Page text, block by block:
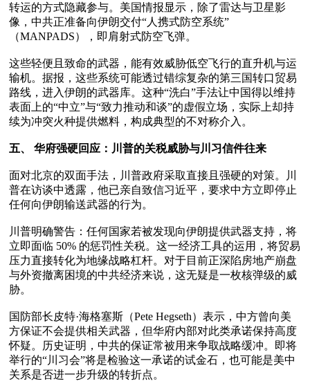
转运的方式隐藏参与。美国情报显示，除了雷达与卫星影
像，中共正准备向伊朗交付“人携式防空系统”
（MANPADS），即肩射式防空飞弹。
这些轻便且致命的武器，能有效威胁低空飞行的直升机与运
输机。据报，这些系统可能透过错综复杂的第三国转口贸易
路线，进入伊朗的武器库。这种“洗白”手法让中国得以维持
表面上的“中立”与“致力推动和谈”的虚假立场，实际上却持
续为冲突火种提供燃料，构成典型的不对称介入。
五、 华府强硬回应：川普的关税威胁与川习信件往来
面对北京的双面手法，川普政府采取直接且强硬的对策。川
普在访谈中透露，他已亲自致信习近平，要求中方立即停止
任何向伊朗输送武器的行为。
川普明确警告：任何国家若被发现向伊朗提供武器支持，将
立即面临 50% 的惩罚性关税。这一经济工具的运用，将贸易
压力直接转化为地缘战略杠杆。对于目前正深陷房地产崩盘
与外资撤离困境的中共经济来说，这无疑是一枚核弹级的威
胁。
国防部长皮特·海格塞斯（Pete Hegseth）表示，中方曾向美
方保证不会提供相关武器，但华府内部对此类承诺保持高度
怀疑。历史证明，中共的保证常被用来争取战略缓冲。即将
举行的“川习会”将是检验这一承诺的试金石，也可能是美中
关系是否进一步升级的转折点。